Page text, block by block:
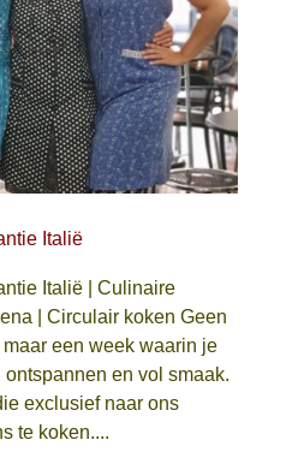
Italië
Italië | Culinaire
| Circulair koken Geen
een week waarin je
en vol smaak.
exclusief naar ons
te koken....